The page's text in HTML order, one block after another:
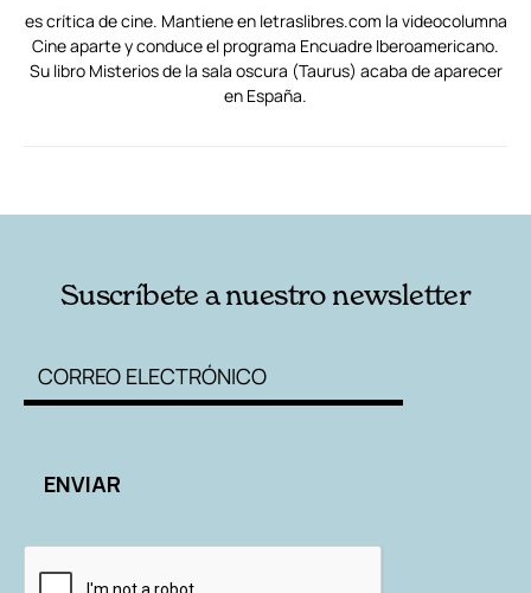
es crítica de cine. Mantiene en letraslibres.com la videocolumna
Cine aparte y conduce el programa Encuadre Iberoamericano.
Su libro Misterios de la sala oscura (Taurus) acaba de aparecer
en España.
Suscríbete a nuestro newsletter